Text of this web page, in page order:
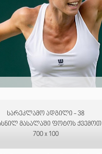
სარეკლამო ადგილი - 38
მასალაში ფოტოს ქვემოთ
700 x 100